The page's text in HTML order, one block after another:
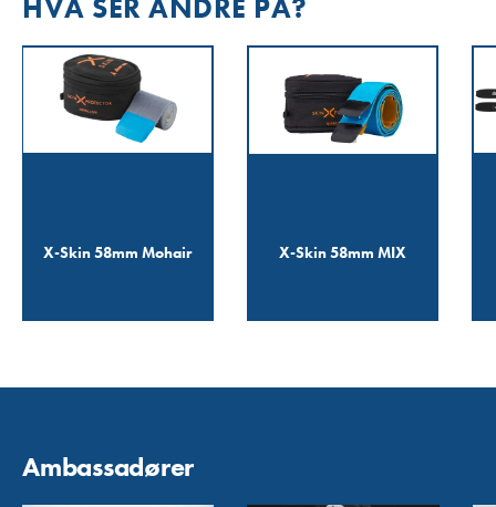
X-Skin 58mm Mohair X-Skin 58mm MIX
Ambassadører